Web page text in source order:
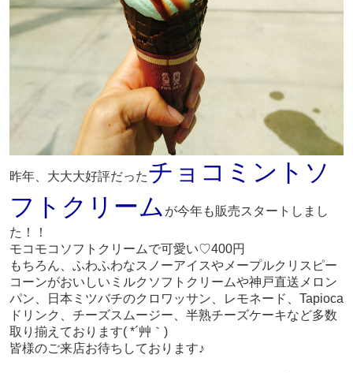
昨年、大大大好評だったチョコミントソ
フトクリーム が今年も販売スタートしまし
た！！
モコモコソフトクリームで可愛い♡400円
もちろん、ふわふわなスノーアイスやメープルクリスピー
コーンがおいしいミルクソフトクリームや神戸直送メロン
パン、日本ミツバチのクロワッサン、レモネード、Tapioca
ドリンク、チーズスムージー、半熟チーズケーキなど多数
取り揃えております( *´艸｀)
皆様のご来店お待ちしております♪